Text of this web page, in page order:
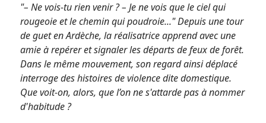
"– Ne vois-tu rien venir ? – Je ne vois que le ciel qui
rougeoie et le chemin qui poudroie..." Depuis une tour
de guet en Ardèche, la réalisatrice apprend avec une
amie à repérer et signaler les départs de feux de forêt.
Dans le même mouvement, son regard ainsi déplacé
interroge des histoires de violence dite domestique.
Que voit-on, alors, que l’on ne s'attarde pas à nommer
d'habitude ?